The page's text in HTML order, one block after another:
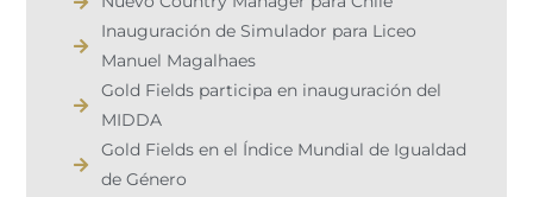
Inauguración de Simulador para Liceo
Manuel Magalhaes
Gold Fields participa en inauguración del
MIDDA
Gold Fields en el Índice Mundial de Igualdad
de Género